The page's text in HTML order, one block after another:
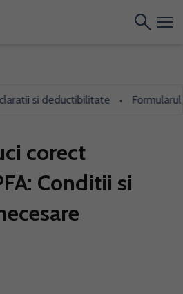
si deductibilitate • Formularul
corect
Conditii si